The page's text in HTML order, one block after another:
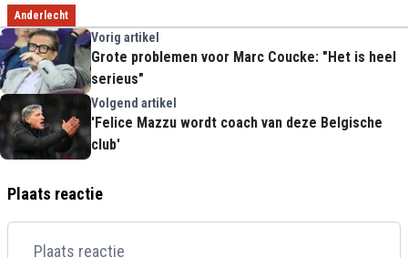
Anderlecht
Vorig artikel
Grote problemen voor Marc Coucke: "Het is heel
serieus"
Volgend artikel
'Felice Mazzu wordt coach van deze Belgische
club'
Plaats reactie